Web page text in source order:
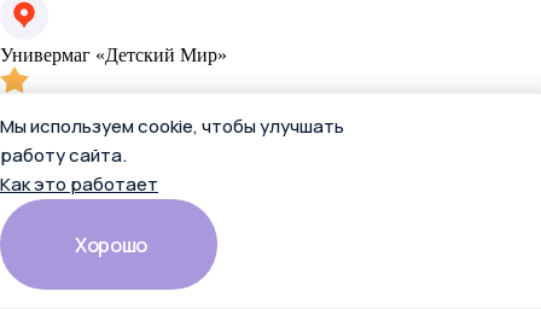
Универмаг «Детский Мир»
20 апреля 2026
Сотрудничаем с данной компанией около двух лет. Удобный
сервис, отзывчивые сотрудники, которые всегда на связи. Всё
Мы используем cookie, чтобы улучшать
работу сайта.
Как это работает
Хорошо